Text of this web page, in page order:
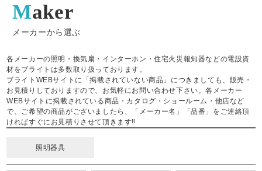
Maker
メーカーから選ぶ
各メーカーの照明・換気扇・インターホン・住宅火災報知器などの電設資
材をブライトは多数取り扱っております。
ブライトWEBサイトに「掲載されていない商品」につきましても、販売・
お見積りしておりますので、お気軽にお問い合わせ下さい。各メーカー
WEBサイトに掲載されている商品・カタログ・ショールーム・他店など
で、ご希望の商品がございましたら、「メーカー名」「品番」をご連絡頂
ければすぐにお見積りさせて頂きます‼
照明器具